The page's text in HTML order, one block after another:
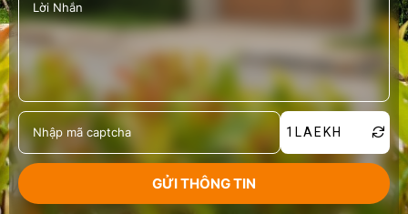
1LAEKH